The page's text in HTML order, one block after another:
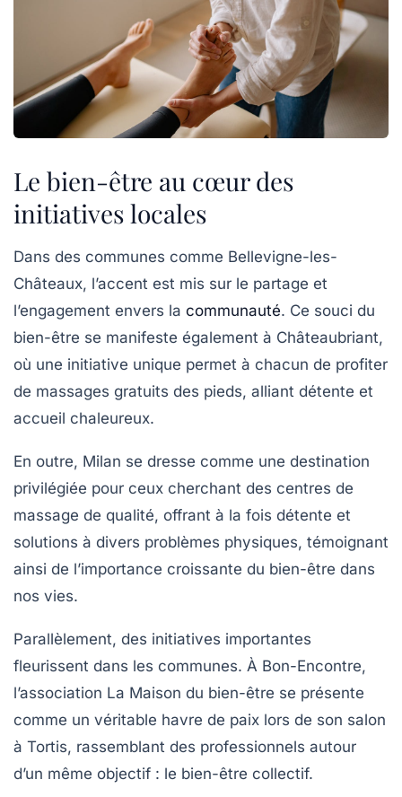
Le bien-être au cœur des
initiatives locales
Dans des communes comme Bellevigne-les-
Châteaux, l’accent est mis sur le partage et
l’engagement envers la communauté. Ce souci du
bien-être se manifeste également à Châteaubriant,
où une initiative unique permet à chacun de profiter
de massages gratuits des pieds, alliant détente et
accueil chaleureux.
En outre, Milan se dresse comme une destination
privilégiée pour ceux cherchant des centres de
massage de qualité, offrant à la fois détente et
solutions à divers problèmes physiques, témoignant
ainsi de l’importance croissante du bien-être dans
nos vies.
Parallèlement, des initiatives importantes
fleurissent dans les communes. À Bon-Encontre,
l’association La Maison du bien-être se présente
comme un véritable havre de paix lors de son salon
à Tortis, rassemblant des professionnels autour
d’un même objectif : le bien-être collectif.